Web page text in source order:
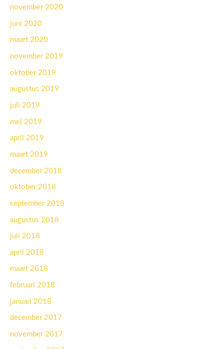
november 2020
juni 2020
maart 2020
november 2019
oktober 2019
augustus 2019
juli 2019
mei 2019
april 2019
maart 2019
december 2018
oktober 2018
september 2018
augustus 2018
juli 2018
april 2018
maart 2018
februari 2018
januari 2018
december 2017
november 2017